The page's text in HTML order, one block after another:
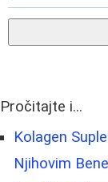
Pročitajte i...
Kolagen
Njihovim